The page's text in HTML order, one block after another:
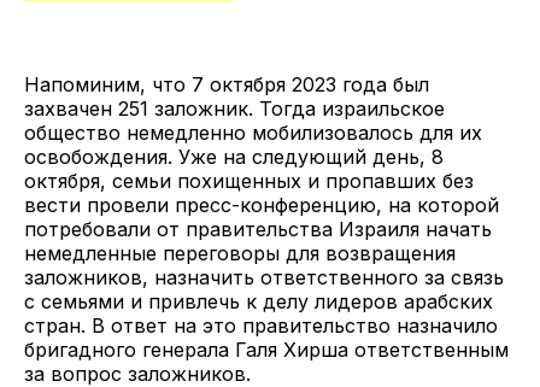
Напоминим, что 7 октября 2023 года был
захвачен 251 заложник. Тогда израильское
общество немедленно мобилизовалось для их
освобождения. Уже на следующий день, 8
октября, семьи похищенных и пропавших без
вести провели пресс-конференцию, на которой
потребовали от правительства Израиля начать
немедленные переговоры для возвращения
заложников, назначить ответственного за связь
с семьями и привлечь к делу лидеров арабских
стран. В ответ на это правительство назначило
бригадного генерала Галя Хирша ответственным
за вопрос заложников.